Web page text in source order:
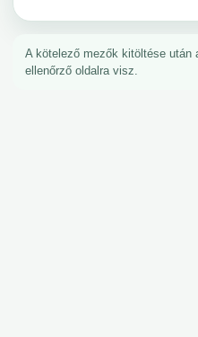
A kötelező mezők kitöltése után
ellenőrző oldalra visz.